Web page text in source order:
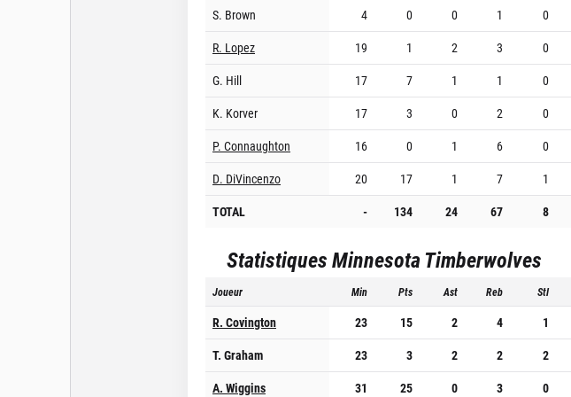
S. Brown
4 0 0 1 0
R. Lopez
19 1 2 3 0
G. Hill
17 7 1 1 0
K. Korver
17 3 0 2 0
P. Connaughton
16 0 1 6 0
D. DiVincenzo
20 17 1 7 1
TOTAL
- 134 24 67 8
StatistiquesMinnesota Timberwolves
Joueur Min Pts Ast Reb Stl
R. Covington 23 15 2 4 1
T. Graham
23 3 2 2 2
A. Wiggins
31 25 0 3 0